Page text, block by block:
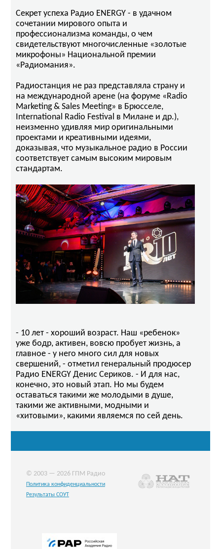
Секрет успеха Радио ENERGY - в удачном
сочетании мирового опыта и
профессионализма команды, о чем
свидетельствуют многочисленные «золотые
микрофоны» Национальной премии
«Радиомания».
Радиостанция не раз представляла страну и
на международной арене (на форуме «Radio
Marketing & Sales Meeting» в Брюсселе,
International Radio Festival в Милане и др.),
неизменно удивляя мир оригинальными
проектами и креативными идеями,
доказывая, что музыкальное радио в России
соответствует самым высоким мировым
стандартам.
- 10 лет - хороший возраст. Наш «ребенок»
уже бодр, активен, вовсю пробует жизнь, а
главное - у него много сил для новых
свершений, - отметил генеральный продюсер
Радио ENERGY Денис Сериков. - И для нас,
конечно, это новый этап. Но мы будем
оставаться такими же молодыми в душе,
такими же активными, модными и
«хитовыми», какими являемся по сей день.
© 2003 — 2026 ГПМ Радио
Политика конфиденциальности
Результаты СОУТ